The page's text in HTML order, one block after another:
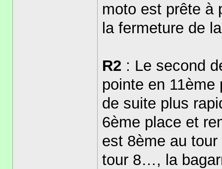
moto est prête à
la fermeture de
R2 : Le second
pointe en
de suite plus
6ème place et
est 8ème au
tour 8…, la